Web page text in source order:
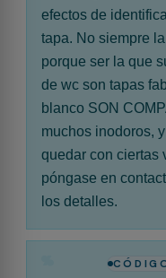
efectos de
tapa. No siempre
porque ser la que
de wc son tapas
blanco SON
muchos inodoros,
quedar con ciertas
póngase en
los detalles.